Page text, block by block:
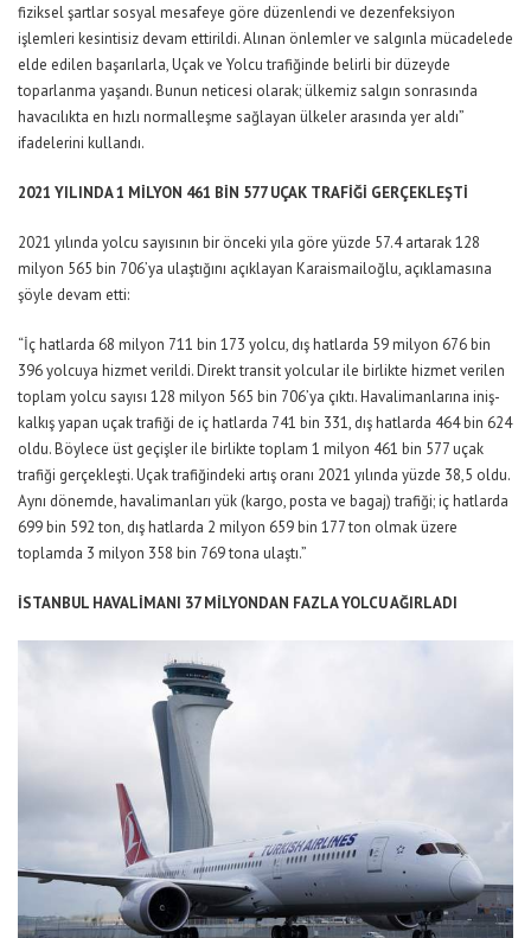
fiziksel şartlar sosyal mesafeye göre düzenlendi ve dezenfeksiyon
işlemleri kesintisiz devam ettirildi. Alınan önlemler ve salgınla mücadelede
elde edilen başarılarla, Uçak ve Yolcu trafiğinde belirli bir düzeyde
toparlanma yaşandı. Bunun neticesi olarak; ülkemiz salgın sonrasında
havacılıkta en hızlı normalleşme sağlayan ülkeler arasında yer aldı”
ifadelerini kullandı.
2021 YILINDA 1 MİLYON 461 BİN 577 UÇAK TRAFİĞİ GERÇEKLEŞTİ
2021 yılında yolcu sayısının bir önceki yıla göre yüzde 57.4 artarak 128
milyon 565 bin 706’ya ulaştığını açıklayan Karaismailoğlu, açıklamasına
şöyle devam etti:
“İç hatlarda 68 milyon 711 bin 173 yolcu, dış hatlarda 59 milyon 676 bin
396 yolcuya hizmet verildi. Direkt transit yolcular ile birlikte hizmet verilen
toplam yolcu sayısı 128 milyon 565 bin 706’ya çıktı. Havalimanlarına iniş-
kalkış yapan uçak trafiği de iç hatlarda 741 bin 331, dış hatlarda 464 bin 624
oldu. Böylece üst geçişler ile birlikte toplam 1 milyon 461 bin 577 uçak
trafiği gerçekleşti. Uçak trafiğindeki artış oranı 2021 yılında yüzde 38,5 oldu.
Aynı dönemde, havalimanları yük (kargo, posta ve bagaj) trafiği; iç hatlarda
699 bin 592 ton, dış hatlarda 2 milyon 659 bin 177 ton olmak üzere
toplamda 3 milyon 358 bin 769 tona ulaştı.”
İSTANBUL HAVALİMANI 37 MİLYONDAN FAZLA YOLCU AĞIRLADI